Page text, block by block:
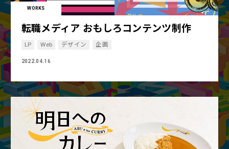
WORKS
転職メディア おもしろコンテンツ制作
LP Web デザイン 企画
2022.04.16